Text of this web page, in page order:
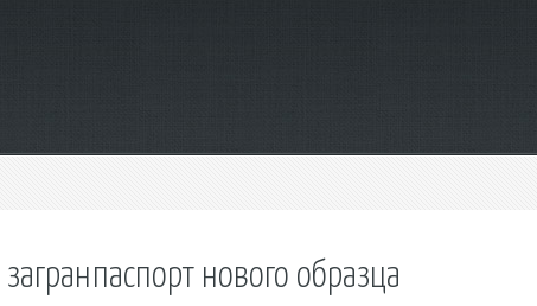
нового образца